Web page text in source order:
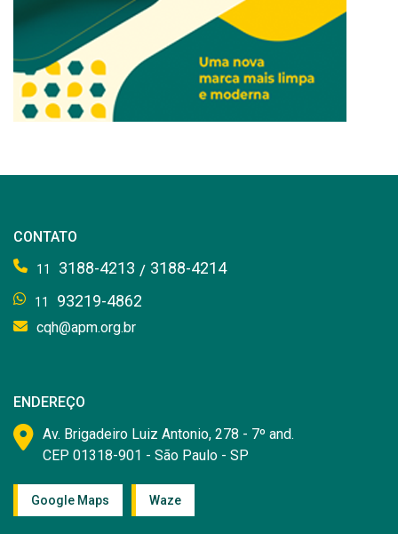
CONTATO
11 3188-4213 / 3188-4214
11 93219-4862
cqh@apm.org.br
ENDEREÇO
Av. Brigadeiro Luiz Antonio, 278 - 7º and.
CEP 01318-901 - São Paulo - SP
Google Maps Waze